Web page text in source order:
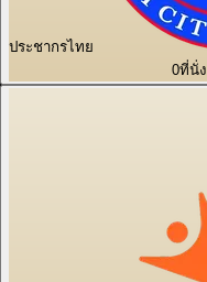
ประชากรไทย
0ที่นั่ง